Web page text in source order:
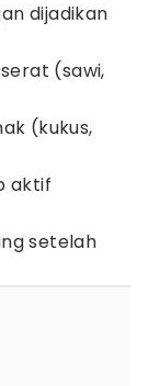
dijadikan
(sawi,
(kukus,
aktif
setelah